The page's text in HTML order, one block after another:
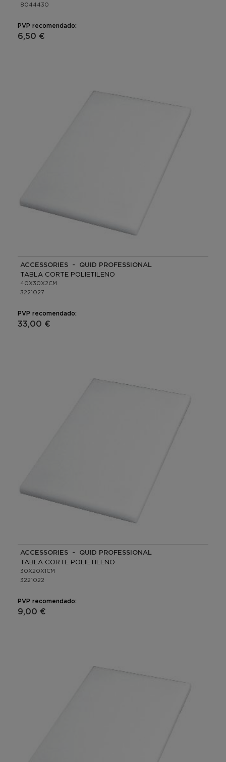
8044430
PVP recomendado:
6,50 €
ACCESSORIES - QUID PROFESSIONAL
TABLA CORTE POLIETILENO
40X30X2CM
3221027
PVP recomendado:
33,00 €
ACCESSORIES - QUID PROFESSIONAL
TABLA CORTE POLIETILENO
30X20X1CM
3221022
PVP recomendado:
9,00 €